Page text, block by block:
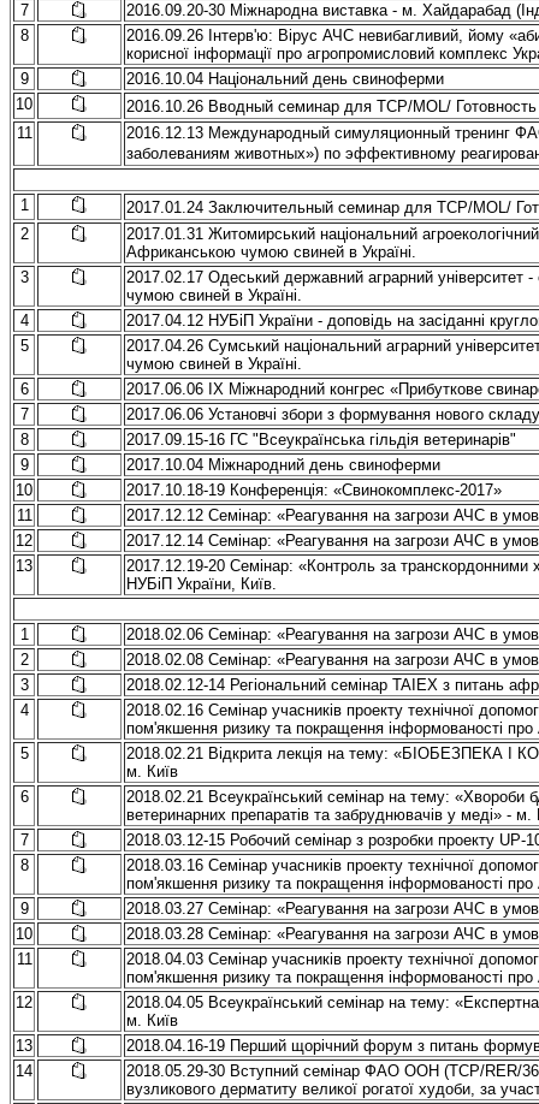
7
2016.09.20-30 Міжнародна виставка - м. Хайдарабад
8
2016.09.26 Інтерв'ю: Вірус АЧС невибагливий, йому
корисної інформації про агропромисловий комплекс
9
2016.10.04 Національний день свиноферми
10
2016.10.26 Вводный семинар для TCP/MOL/
11
2016.12.13 Международный симуляционный тренинг
заболеваниям животных») по эффективному
1
2017.01.24 Заключительный семинар для TCP/MOL/
2
2017.01.31 Житомирський національний
Африканською чумою свиней в Україні.
3
2017.02.17 Одеський державний аграрний університет
чумою свиней в Україні.
4
2017.04.12 НУБіП України - доповідь на засіданні
5
2017.04.26 Сумський національний аграрний
чумою свиней в Україні.
6
2017.06.06 ІХ Міжнародний конгрес «Прибуткове
7
2017.06.06 Установчі збори з формування нового
8
2017.09.15-16 ГС "Всеукраїнська гільдія ветеринарів"
9
2017.10.04 Міжнародний день свиноферми
10
2017.10.18-19 Конференція: «Свинокомплекс-2017»
11
2017.12.12 Семінар: «Реагування на загрози АЧС в
12
2017.12.14 Семінар: «Реагування на загрози АЧС в
13
2017.12.19-20 Семінар: «Контроль за
НУБіП України, Київ.
1
2018.02.06 Семінар: «Реагування на загрози АЧС в
2
2018.02.08 Семінар: «Реагування на загрози АЧС в
3
2018.02.12-14 Регіональний семінар TAIEX з питань
4
2018.02.16 Семінар учасників проекту технічної
пом'якшення ризику та покращення інформованості
5
2018.02.21 Відкрита лекція на тему:
м. Київ
6
2018.02.21 Всеукраїнський семінар на тему: «Хвороби
ветеринарних препаратів та забруднювачів у меді» - м.
7
2018.03.12-15 Робочий семінар з розробки проекту UP-
8
2018.03.16 Семінар учасників проекту технічної
пом'якшення ризику та покращення інформованості
9
2018.03.27 Семінар: «Реагування на загрози АЧС в
10
2018.03.28 Семінар: «Реагування на загрози АЧС в
11
2018.04.03 Семінар учасників проекту технічної
пом'якшення ризику та покращення інформованості
12
2018.04.05 Всеукраїнський семінар на тему:
м. Київ
13
2018.04.16-19 Перший щорічний форум з питань
14
2018.05.29-30 Вступний семінар ФАО ООН (TCP/RER/
вузликового дерматиту великої рогатої худоби, за